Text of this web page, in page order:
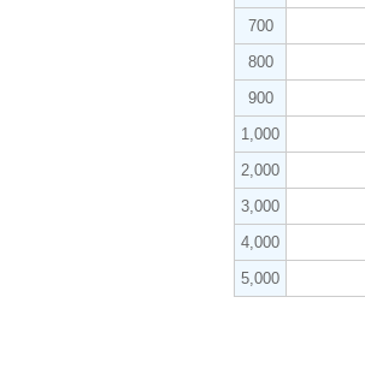
700
800
900
1,000
2,000
3,000
4,000
5,000